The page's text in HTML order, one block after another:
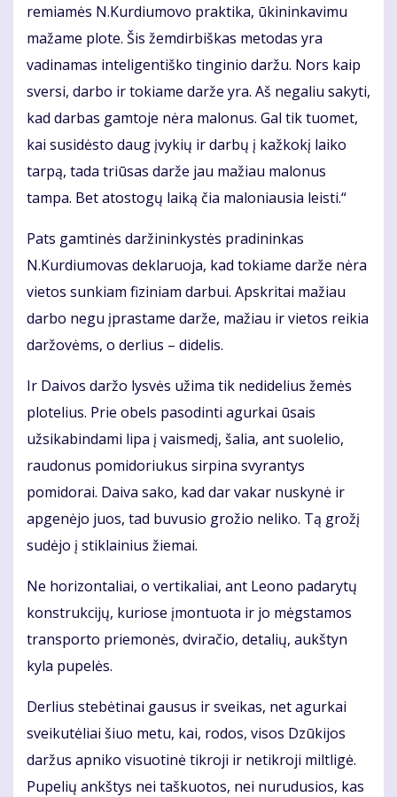
remiamės N.Kurdiumovo praktika, ūkininkavimu
mažame plote. Šis žemdirbiškas metodas yra
vadinamas inteligentiško tinginio daržu. Nors kaip
sversi, darbo ir tokiame darže yra. Aš negaliu sakyti,
kad darbas gamtoje nėra malonus. Gal tik tuomet,
kai susidėsto daug įvykių ir darbų į kažkokį laiko
tarpą, tada triūsas darže jau mažiau malonus
tampa. Bet atostogų laiką čia maloniausia leisti.“
Pats gamtinės daržininkystės pradininkas
N.Kurdiumovas deklaruoja, kad tokiame darže nėra
vietos sunkiam fiziniam darbui. Apskritai mažiau
darbo negu įprastame darže, mažiau ir vietos reikia
daržovėms, o derlius – didelis.
Ir Daivos daržo lysvės užima tik nedidelius žemės
plotelius. Prie obels pasodinti agurkai ūsais
užsikabindami lipa į vaismedį, šalia, ant suolelio,
raudonus pomidoriukus sirpina svyrantys
pomidorai. Daiva sako, kad dar vakar nuskynė ir
apgenėjo juos, tad buvusio grožio neliko. Tą grožį
sudėjo į stiklainius žiemai.
Ne horizontaliai, o vertikaliai, ant Leono padarytų
konstrukcijų, kuriose įmontuota ir jo mėgstamos
transporto priemonės, dviračio, detalių, aukštyn
kyla pupelės.
Derlius stebėtinai gausus ir sveikas, net agurkai
sveikutėliai šiuo metu, kai, rodos, visos Dzūkijos
daržus apniko visuotinė tikroji ir netikroji miltligė.
Pupelių ankštys nei taškuotos, nei nurudusios, kas